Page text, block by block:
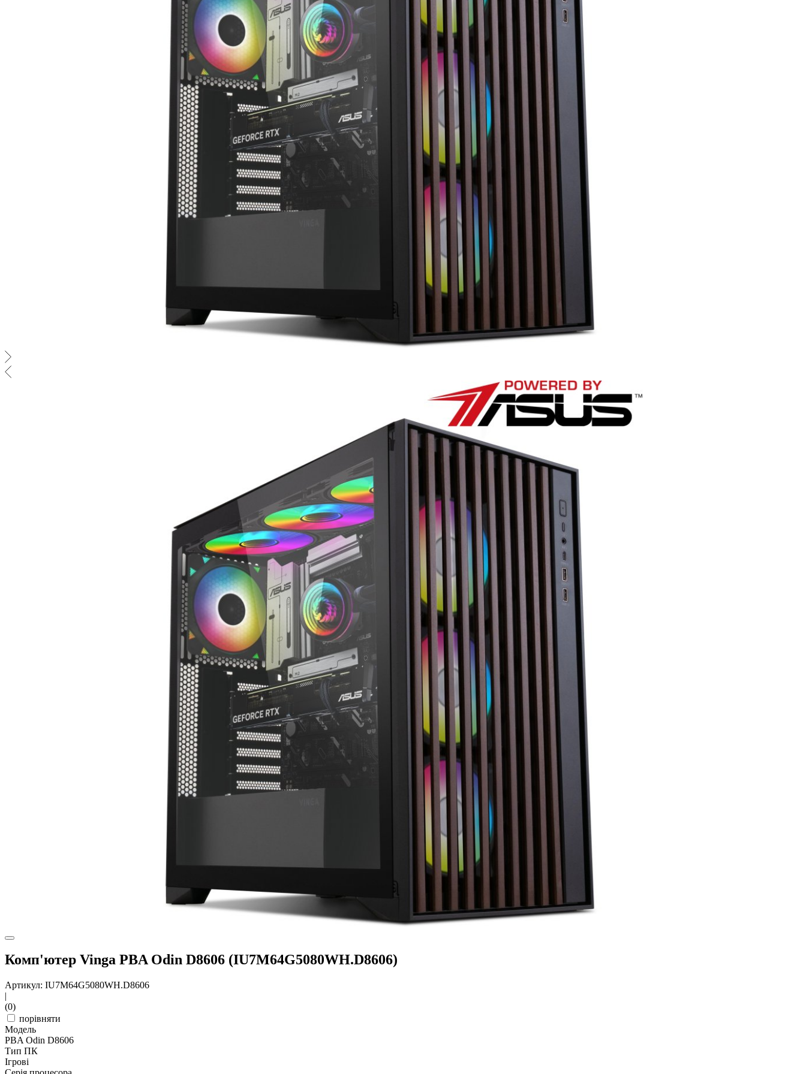
Комп'ютер Vinga PBA Odin D8606 (IU7M64G5080WH.D8606)
Артикул: IU7M64G5080WH.D8606
|
(0)
порівняти
Модель
PBA Odin D8606
Тип ПК
Ігрові